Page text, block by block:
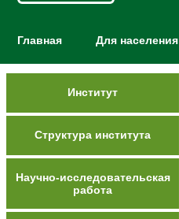
Главная Для населения
Институт
Структура института
Научно-исследовательская
работа